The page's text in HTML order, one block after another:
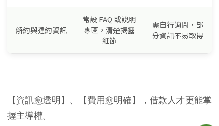
解約與違約資訊
常設 FAQ 或說明
專區，清楚揭露
細節
需自行詢問，部
分資訊不易取得
【資訊愈透明】、【費用愈明確】，借款人才更能掌
握主導權。